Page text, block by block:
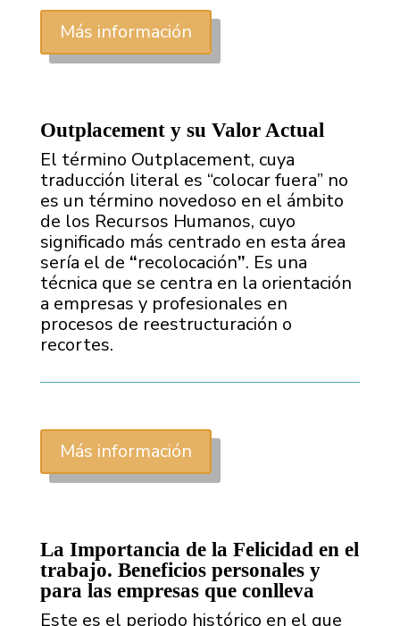
Más información
Outplacement y su Valor Actual
El término Outplacement, cuya
traducción literal es “colocar fuera” no
es un término novedoso en el ámbito
de los Recursos Humanos, cuyo
significado más centrado en esta área
sería el de “recolocación”. Es una
técnica que se centra en la orientación
a empresas y profesionales en
procesos de reestructuración o
recortes.
Más información
La Importancia de la Felicidad en el
trabajo. Beneficios personales y
para las empresas que conlleva
Este es el periodo histórico en el que